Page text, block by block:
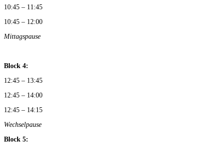
10:45 – 11:45
10:45 – 12:00
Mittagspause
Block 4:
12:45 – 13:45
12:45 – 14:00
12:45 – 14:15
Wechselpause
Block 5: